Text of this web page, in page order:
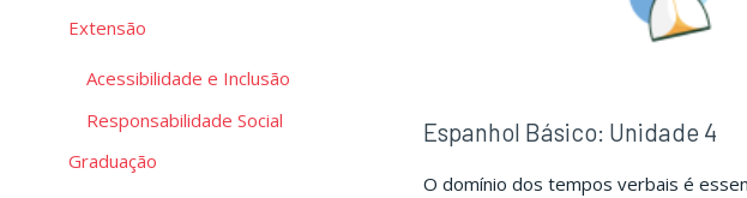
Espanhol Básico: Unidade 4
O domínio dos tempos verbais é
Extensão
Acessibilidade e Inclusão
Responsabilidade Social
Graduação